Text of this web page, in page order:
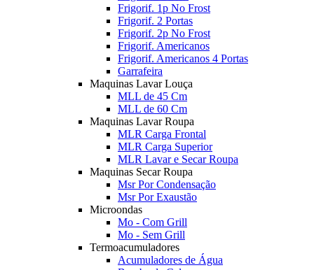
Frigorif. 1p No Frost
Frigorif. 2 Portas
Frigorif. 2p No Frost
Frigorif. Americanos
Frigorif. Americanos 4 Portas
Garrafeira
Maquinas Lavar Louça
MLL de 45 Cm
MLL de 60 Cm
Maquinas Lavar Roupa
MLR Carga Frontal
MLR Carga Superior
MLR Lavar e Secar Roupa
Maquinas Secar Roupa
Msr Por Condensação
Msr Por Exaustão
Microondas
Mo - Com Grill
Mo - Sem Grill
Termoacumuladores
Acumuladores de Água